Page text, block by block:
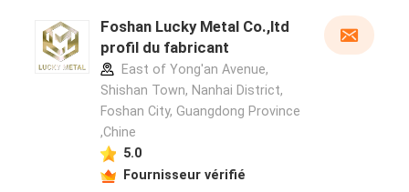
Foshan Lucky Metal Co.,ltd
profil du fabricant
East of Yong'an Avenue,
Shishan Town, Nanhai District,
Foshan City, Guangdong Province
,Chine
5.0
Fournisseur vérifié